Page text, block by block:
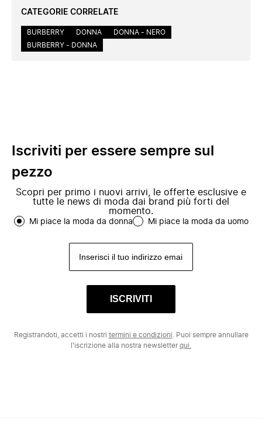
CATEGORIE CORRELATE
BURBERRY DONNA
DONNA - NERO
BURBERRY - DONNA
Iscriviti per essere sempre sul
pezzo
Scopri per primo i nuovi arrivi, le offerte esclusive e
tutte le news di moda dai brand più forti del
momento.
Mi piace la moda da donna Mi piace la moda da uomo
ISCRIVITI
Registrandoti, accetti i nostri termini e condizioni . Puoi sempre annullare
l'iscrizione alla nostra newsletterqui.